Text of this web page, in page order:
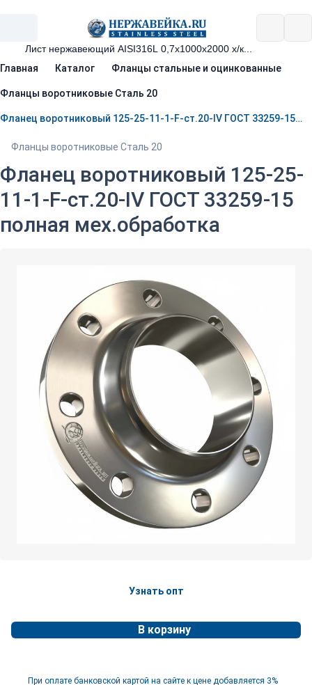
Главная Каталог Фланцы стальные и оцинкованные
Фланцы воротниковые Сталь 20
Фланец воротниковый 125-25-11-1-F-ст.20-IV ГОСТ 33259-15 полная мех.обработка
Фланцы воротниковые Сталь 20
Фланец воротниковый 125-25-
11-1-F-ст.20-IV ГОСТ 33259-15
полная мех.обработка
Узнать опт
В корзину
При оплате банковской картой на сайте к цене добавляется 3%